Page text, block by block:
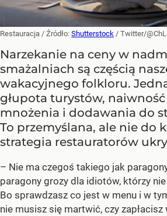
Restauracja / Źródło: Shutterstock / Twitter/
Narzekanie na ceny w
smażalniach są częścią
wakacyjnego folkloru.
głupota turystów,
mnożenia i dodawania do
To przemyślana, ale nie do
strategia restauratorów
– Nie ma czegoś takiego jak
paragony grozy dla idiotów, którzy
Bo sprawdzasz co jest w menu i w
nie musisz się martwić, czy zapłacisz